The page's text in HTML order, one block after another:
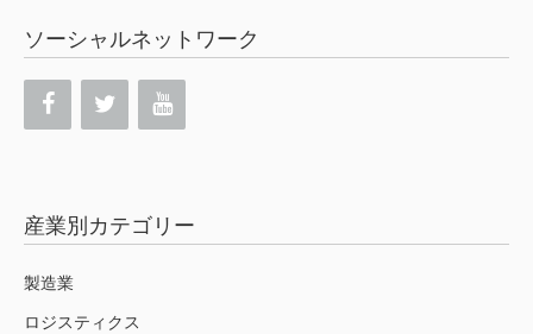
ソーシャルネットワーク
産業別カテゴリー
製造業
ロジスティクス